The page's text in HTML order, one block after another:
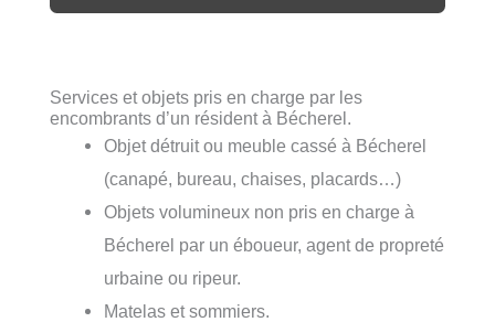
Services et objets pris en charge par les
encombrants d’un résident à Bécherel.
Objet détruit ou meuble cassé à Bécherel
(canapé, bureau, chaises, placards…)
Objets volumineux non pris en charge à
Bécherel par un éboueur, agent de propreté
urbaine ou ripeur.
Matelas et sommiers.